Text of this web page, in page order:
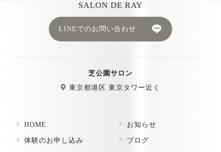
SALON DE RAY
LINEでのお問い合わせ
芝公園サロン
東京都港区 東京タワー近く
HOME
体験のお申し込み
お知らせ
ブログ